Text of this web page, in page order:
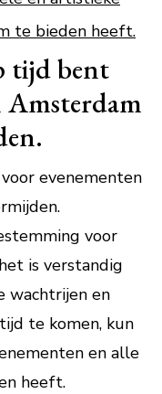
te bieden heeft.
tijd bent
Amsterdam
evenementen
voor
is verstandig
wachtrijen en
te komen, kun
en alle
heeft.